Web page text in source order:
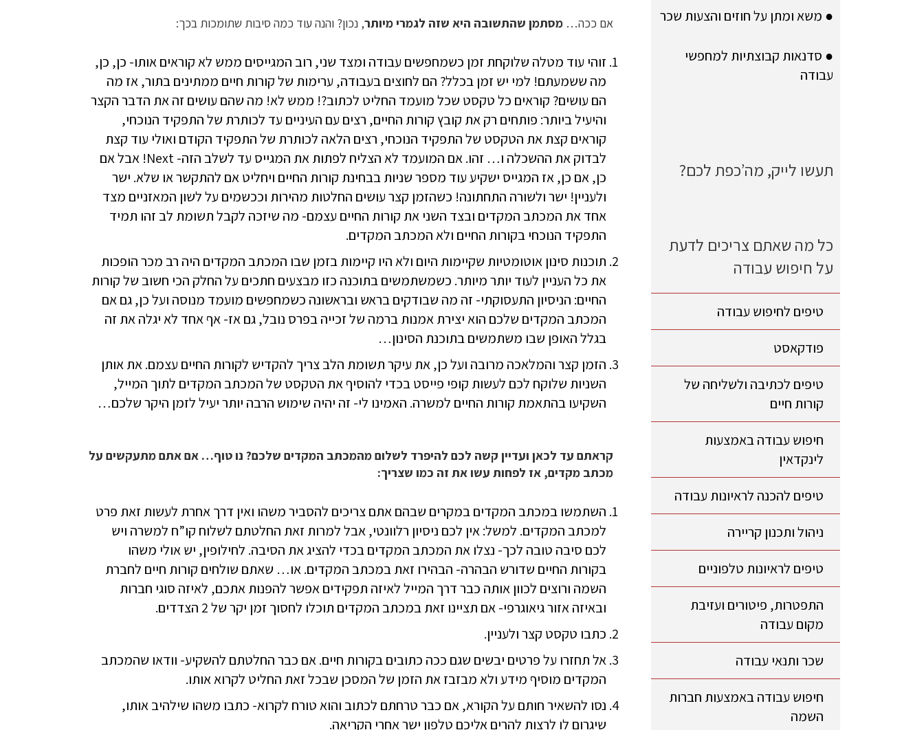
אם ככה… מסתמן שהתשובה היא שזה לגמרי מיותר, נכון? והנה עוד כמה סיבות שתומכות בכך:
זוהי עוד מטלה שלוקחת זמן כשמחפשים עבודה ומצד שני, רוב המגייסים ממש לא קוראים אותו- כן, כן,
מה ששמעתם! למי יש זמן בכלל? הם לחוצים בעבודה, ערימות של קורות חיים ממתינים בתור, אז מה
הם עושים? קוראים כל טקסט שכל מועמד החליט לכתוב?! ממש לא! מה שהם עושים זה את הדבר הקצר
והיעיל ביותר: פותחים רק את קובץ קורות החיים, רצים עם העיניים עד לכותרת של התפקיד הנוכחי,
קוראים קצת את הטקסט של התפקיד הנוכחי, רצים הלאה לכותרת של התפקיד הקודם ואולי עוד קצת
לבדוק את ההשכלה ו… זהו. אם המועמד לא הצליח לפתות את המגייס עד לשלב הזה- Next! אבל אם
כן, אם כן, אז המגייס ישקיע עוד מספר שניות בבחינת קורות החיים ויחליט אם להתקשר או שלא. ישר
ולעניין! ישר ולשורה התחתונה! כשהזמן קצר עושים החלטות מהירות וככשמים על לשון המאזניים מצד
אחד את המכתב המקדים ובצד השני את קורות החיים עצמם- מה שיזכה לקבל תשומת לב זהו תמיד
התפקיד הנוכחי בקורות החיים ולא המכתב המקדים.
תוכנות סינון אוטומטיות שקיימות היום ולא היו קיימות בזמן שבו המכתב המקדים היה רב מכר הופכות
את כל העניין לעוד יותר מיותר. כשמשתמשים בתוכנה כזו מבצעים חתכים על החלק הכי חשוב של קורות
החיים: הניסיון התעסוקתי- זה מה שבודקים בראש ובראשונה כשמחפשים מועמד מנוסה ועל כן, גם אם
המכתב המקדים שלכם הוא יצירת אמנות ברמה של זכייה בפרס נובל, גם אז- אף אחד לא יגלה את זה
בגלל האופן שבו משתמשים בתוכנת הסינון…
הזמן קצר והמלאכה מרובה ועל כן, את עיקר תשומת הלב צריך להקדיש לקורות החיים עצמם. את אותן
השניות שלוקח לכם לעשות קופי פייסט בכדי להוסיף את הטקסט של המכתב המקדים לתוך המייל,
השקיעו בהתאמת קורות החיים למשרה. האמינו לי- זה יהיה שימוש הרבה יותר יעיל לזמן היקר שלכם…
קראתם עד לכאן ועדיין קשה לכם להיפרד לשלום מהמכתב המקדים שלכם? נו טוף… אם אתם מתעקשים על
מכתב מקדים, אז לפחות עשו את זה כמו שצריך:
השתמשו במכתב המקדים במקרים שבהם אתם צריכים להסביר משהו ואין דרך אחרת לעשות זאת פרט
למכתב המקדים. למשל: אין לכם ניסיון רלוונטי, אבל למרות זאת החלטתם לשלוח קו”ח למשרה ויש
לכם סיבה טובה לכך- נצלו את המכתב המקדים בכדי להציג את הסיבה. לחילופין, יש אולי משהו
בקורות החיים שדורש הבהרה- הבהירו זאת במכתב המקדים. או… שאתם שולחים קורות חיים לחברת
השמה ורוצים לכוון אותה כבר דרך המייל לאיזה תפקידים אפשר להפנות אתכם, לאיזה סוגי חברות
ובאיזה אזור גיאוגרפי- אם תציינו זאת במכתב המקדים תוכלו לחסוך זמן יקר של 2 הצדדים.
כתבו טקסט קצר ולעניין.
אל תחזרו על פרטים יבשים שגם ככה כתובים בקורות חיים. אם כבר החלטתם להשקיע- וודאו שהמכתב
המקדים מוסיף מידע ולא מבזבז את הזמן של המסכן שבכל זאת החליט לקרוא אותו.
נסו להשאיר חותם על הקורא, אם כבר טרחתם לכתוב והוא טורח לקרוא- כתבו משהו שילהיב אותו,
שיגרום לו לרצות להרים אליכם טלפון ישר אחרי הקריאה.
● משא ומתן על חוזים והצעות שכר
● סדנאות קבוצתיות למחפשי
עבודה
תעשו לייק, מה’כפת לכם?
כל מה שאתם צריכים לדעת
על חיפוש עבודה
טיפים לחיפוש עבודה
פודקאסט
טיפים לכתיבה ולשליחה של
קורות חיים
חיפוש עבודה באמצעות
לינקדאין
טיפים להכנה לראיונות עבודה
ניהול ותכנון קריירה
טיפים לראיונות טלפוניים
התפטרות, פיטורים ועזיבת
מקום עבודה
שכר ותנאי עבודה
חיפוש עבודה באמצעות חברות
השמה